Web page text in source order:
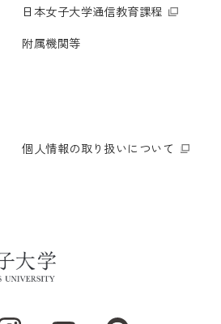
日本女子大学通信教育課程
附属機関等
個人情報の取り扱いについて